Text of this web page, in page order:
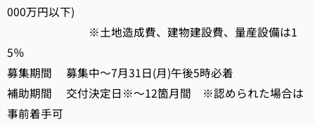
000万円以下)
※土地造成費、建物建設費、量産設備は1
5％
募集期間 募集中～7月31日(月)午後5時必着
補助期間 交付決定日※～12箇月間 ※認められた場合は
事前着手可